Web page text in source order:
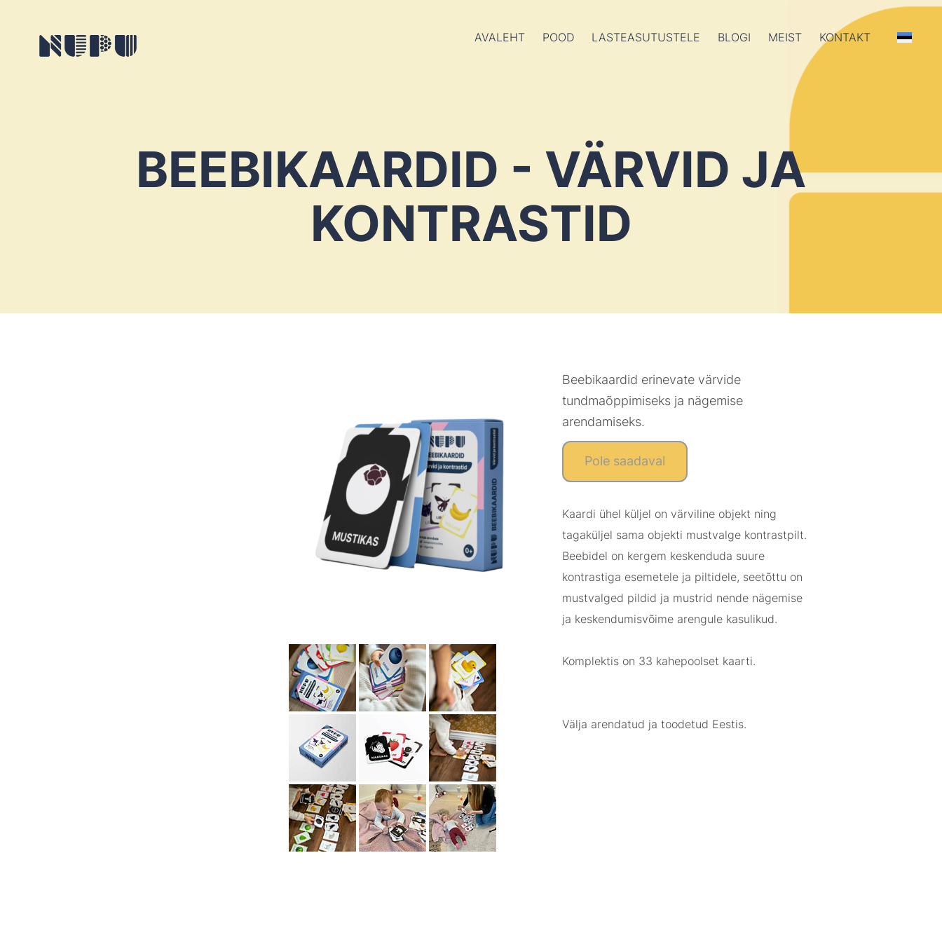
AVALEHT POOD LASTEASUTUSTELE BLOGI MEIST KONTAKT
BEEBIKAARDID - VÄRVID JA
KONTRASTID
Beebikaardid erinevate värvide
tundmaõppimiseks ja nägemise
arendamiseks.
Pole saadaval
Kaardi ühel küljel on värviline objekt ning
tagaküljel sama objekti mustvalge kontrastpilt.
Beebidel on kergem keskenduda suure
kontrastiga esemetele ja piltidele, seetõttu on
mustvalged pildid ja mustrid nende nägemise
ja keskendumisvõime arengule kasulikud.
Komplektis on 33 kahepoolset kaarti.
Välja arendatud ja toodetud Eestis.